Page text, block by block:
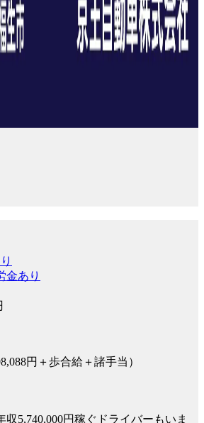
金あり
円＋歩合給＋諸手当）
5,740,000円稼ぐドライバーもいま